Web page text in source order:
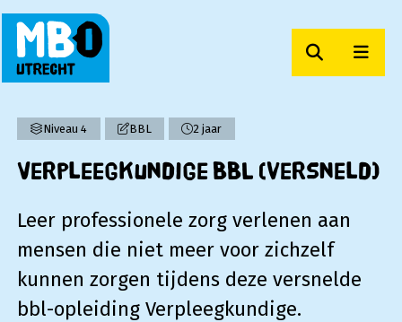
Zoeken
Niveau 4 BBL 2 jaar
Verpleegkundige BBL (versneld)
Leer professionele zorg verlenen aan
mensen die niet meer voor zichzelf
kunnen zorgen tijdens deze versnelde
bbl-opleiding Verpleegkundige.